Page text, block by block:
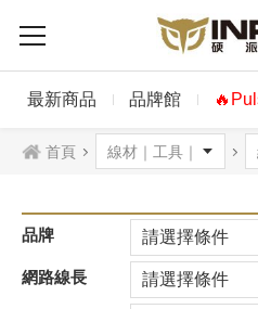
最新商品 品牌館
首頁
品牌 請選擇條件
網路線長 請選擇條件